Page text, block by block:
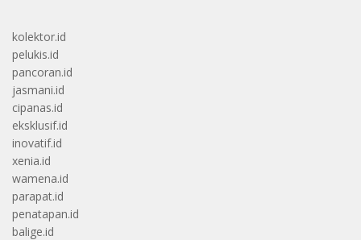
kolektor.id
pelukis.id
pancoran.id
jasmani.id
cipanas.id
eksklusif.id
inovatif.id
xenia.id
wamena.id
parapat.id
penatapan.id
balige.id